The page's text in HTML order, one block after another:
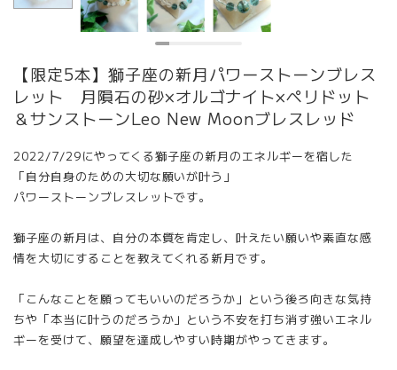
【限定5本】獅子座の新月パワーストーンブレス
レット 月隕石の砂×オルゴナイト×ペリドット
＆サンストーンLeo New Moonブレスレッド
2022/7/29にやってくる獅子座の新月のエネルギーを宿した
「自分自身のための大切な願いが叶う」
パワーストーンブレスレットです。
獅子座の新月は、自分の本質を肯定し、叶えたい願いや素直な感
情を大切にすることを教えてくれる新月です。
「こんなことを願ってもいいのだろうか」という後ろ向きな気持
ちや「本当に叶うのだろうか」という不安を打ち消す強いエネル
ギーを受けて、願望を達成しやすい時期がやってきます。